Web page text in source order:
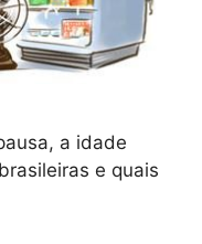
a idade
e quais